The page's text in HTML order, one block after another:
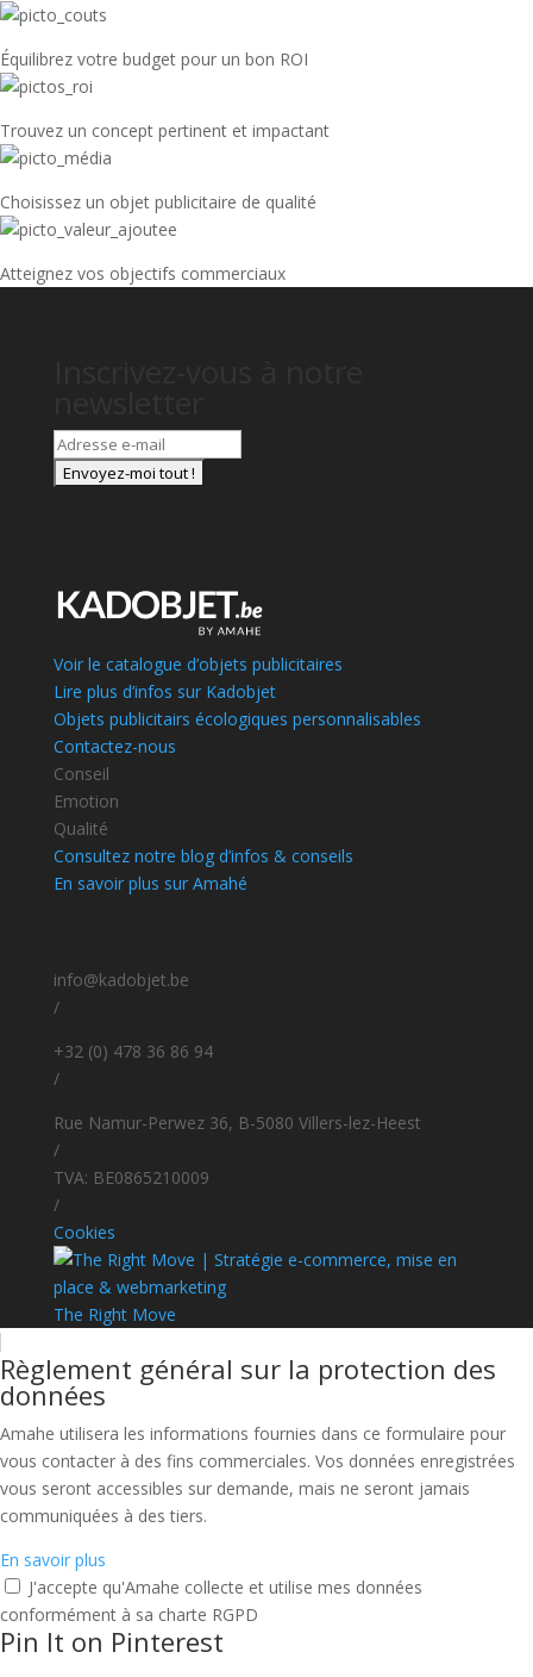
Équilibrez votre budget pour un bon ROI
Trouvez un concept pertinent et impactant
Choisissez un objet publicitaire de qualité
Atteignez vos objectifs commerciaux
Voir le catalogue d’objets publicitaires
Lire plus d’infos sur Kadobjet
Objets publicitairs écologiques personnalisables
Contactez-nous
Conseil
Emotion
Qualité
Consultez notre blog d’infos & conseils
En savoir plus sur Amahé
info@kadobjet.be
/
+32 (0) 478 36 86 94
/
Rue Namur-Perwez 36, B-5080 Villers-lez-Heest
/
TVA: BE0865210009
/
Cookies
The Right Move
Règlement général sur la protection des
données
Amahe utilisera les informations fournies dans ce formulaire pour
vous contacter à des fins commerciales. Vos données enregistrées
vous seront accessibles sur demande, mais ne seront jamais
communiquées à des tiers.
En savoir plus
J'accepte qu'Amahe collecte et utilise mes données
conformément à sa charte RGPD
Pin It on Pinterest